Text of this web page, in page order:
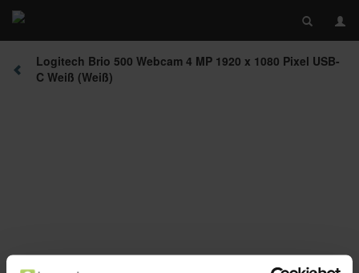
Logitech Brio 500 Webcam 4 MP 1920 x 1080 Pixel USB-
C Weiß (Weiß)